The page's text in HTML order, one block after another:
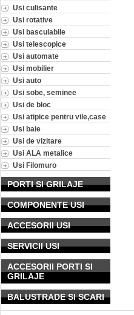
Usi culisante
Usi rotative
Usi basculabile
Usi telescopice
Usi automate
Usi mobilier
Usi auto
Usi sobe, seminee
Usi de bloc
Usi atipice pentru vile,case
Usi baie
Usi de vizitare
Usi ALA metalice
Usi Filomuro
PORTI SI GRILAJE
COMPONENTE USI
ACCESORII USI
SERVICII USI
ACCESORII PORTI SI
GRILAJE
BALUSTRADE SI SCARI